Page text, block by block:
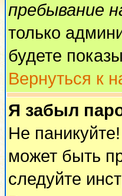
пребывание
только
будете
Вернуться к
Я забыл
Не
может быть
следуйте